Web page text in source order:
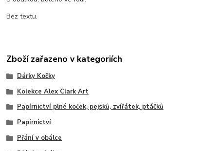
Bez textu.
Zboží zařazeno v kategoriích
Dárky Kočky
Kolekce Alex Clark Art
Papírnictví plné koček, pejsků, zvířátek, ptáčků
Papírnictví
Přání v obálce